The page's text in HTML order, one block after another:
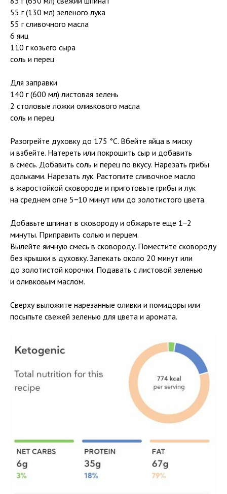
55 г (130 мл) зеленого лука
55 г сливочного масла
6 яиц
110 г козьего сыра
соль и перец
Для заправки
140 г (600 мл) листовая зелень
2 столовые ложки оливкового масла
соль и перец
Разогрейте духовку до 175 °C. Вбейте яйца в миску
и взбейте. Натереть или покрошить сыр и добавить
в смесь. Добавить соль и перец по вкусу. Нарезать грибы
дольками. Нарезать лук. Растопите сливочное масло
в жаростойкой сковороде и приготовьте грибы и лук
на среднем огне 5−10 минут или до золотистого цвета.
Добавьте шпинат в сковороду и обжарьте еще 1−2
минуты. Приправить солью и перцем.
Вылейте яичную смесь в сковороду. Поместите сковороду
без крышки в духовку. Запекать около 20 минут или
до золотистой корочки. Подавать с листовой зеленью
и оливковым маслом.
Сверху выложите нарезанные оливки и помидоры или
посыпьте свежей зеленью для цвета и аромата.